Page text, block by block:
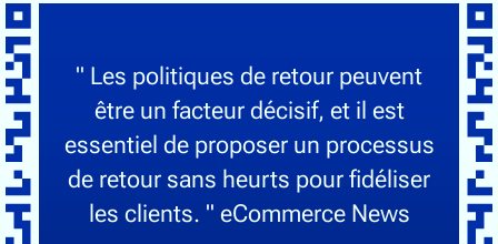
" Les politiques de retour peuvent
être un facteur décisif, et il est
essentiel de proposer un processus
de retour sans heurts pour fidéliser
les clients. " eCommerce News